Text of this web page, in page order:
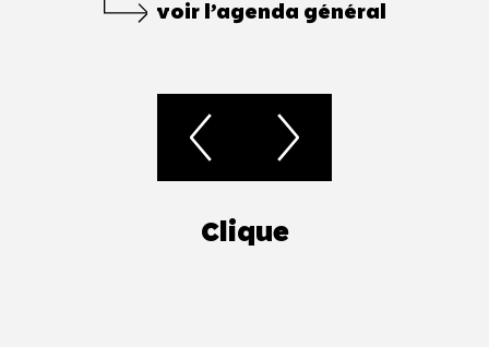
voir l’agenda général
Clique